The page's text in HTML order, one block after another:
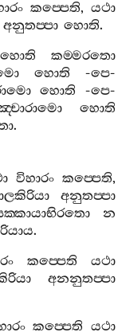
කප‍්පෙති,යථා
අනුතප‍්පා හොති.
හොති
කම‍්මරතො
හොති -පෙ-
හොති -පෙ-
හොති
.
විහාරං කප‍්පෙති,
අනුතප‍්පා
න
.
කප‍්පෙති
යථා
අනනුතප‍්පා
කප‍්පෙති යථා